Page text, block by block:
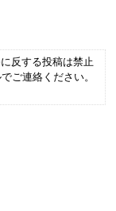
反する投稿は禁止
ご連絡ください。